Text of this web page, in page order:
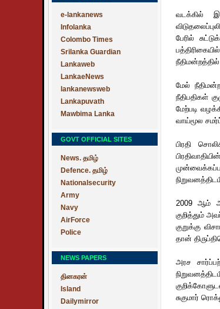
e-lankanews
Infolanka
Colombo Times
Srilanka Guardian
Lankaweb
LankaeNews
lankanewsweb
Lankapuvath
Mawbima Lanka
GOVT OFFICIAL SITES
News. தமிழ்
Defence. தமிழ்
Nationalsecurity
Army
Navy
AirForce
Police
NEWS PAPERS
தினகரன்
Island
Dailymirror
வடக்கில்
பேரில்
மேல்
நீதிபதிகள்
மேற்படி
வாய்மூல
பிரதி
2009 ஆம்
குறித்தும்
குறுக்கு
தான்
அரச
சுகுமார்